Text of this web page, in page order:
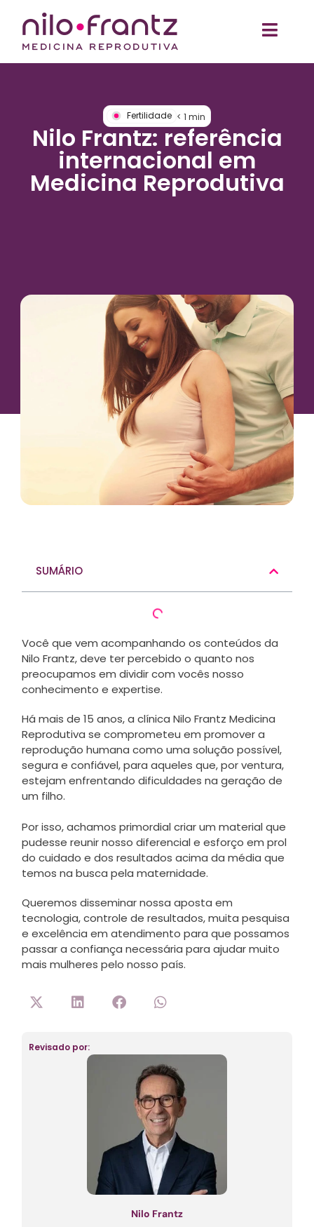
Fertilidade < 1 min
Nilo Frantz: referência
internacional em
Medicina Reprodutiva
SUMÁRIO
Você que vem acompanhando os conteúdos da
Nilo Frantz, deve ter percebido o quanto nos
preocupamos em dividir com vocês nosso
conhecimento e expertise.
Há mais de 15 anos, a clínica Nilo Frantz Medicina
Reprodutiva se comprometeu em promover a
reprodução humana como uma solução possível,
segura e confiável, para aqueles que, por ventura,
estejam enfrentando dificuldades na geração de
um filho.
Por isso, achamos primordial criar um material que
pudesse reunir nosso diferencial e esforço em prol
do cuidado e dos resultados acima da média que
temos na busca pela maternidade.
Queremos disseminar nossa aposta em
tecnologia, controle de resultados, muita pesquisa
e excelência em atendimento para que possamos
passar a confiança necessária para ajudar muito
mais mulheres pelo nosso país.
Revisado por:
Nilo Frantz